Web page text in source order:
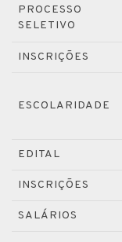
PROCESSO
SELETIVO
INSCRIÇÕES
ESCOLARIDADE
EDITAL
INSCRIÇÕES
SALÁRIOS